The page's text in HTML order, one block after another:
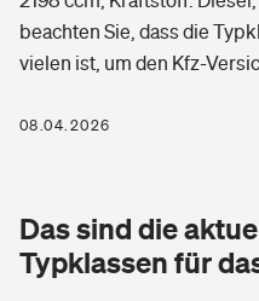
Arbeitsrechtsschutz
Berufshaftpflichtversicherung
Zur Übersicht
Tools
Glasversicherung
Pri­vate Haft­pflicht­
Kinderunfall­ver­si­che­rung
Gesundheit
Private Krankenversicherung
Dread-Disease-Versicherung
beachten Sie, dass die
vielen ist, um den Kfz-
08.04.2026
Das sind die
Typklassen für